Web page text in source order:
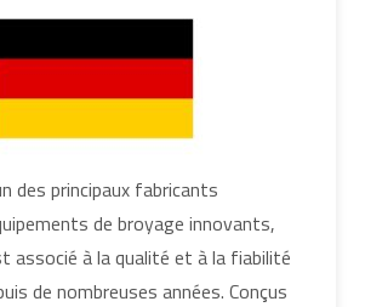
des principaux fabricants
de broyage innovants,
associé à la qualité et à la fiabilité
de nombreuses années. Conçus